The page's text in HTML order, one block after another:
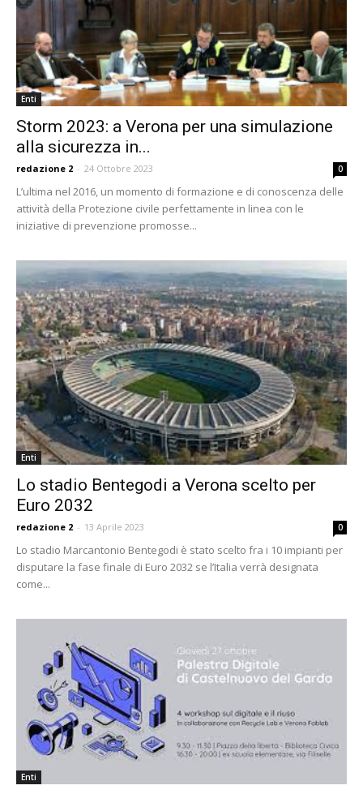
Enti
Storm 2023: a Verona per una simulazione
alla sicurezza in...
redazione 2 - 24 Ottobre 2023 0
L’ultima nel 2016, un momento di formazione e di conoscenza delle
attività della Protezione civile perfettamente in linea con le
iniziative di prevenzione promosse...
Enti
Lo stadio Bentegodi a Verona scelto per
Euro 2032
redazione 2 - 13 Aprile 2023 0
Lo stadio Marcantonio Bentegodi è stato scelto fra i 10 impianti per
disputare la fase finale di Euro 2032 se l’Italia verrà designata
come...
Enti